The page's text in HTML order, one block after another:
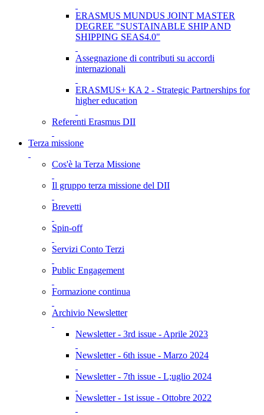
ERASMUS MUNDUS JOINT MASTER
DEGREE "SUSTAINABLE SHIP AND
SHIPPING SEAS4.0"
Assegnazione di contributi su accordi
internazionali
ERASMUS+ KA 2 - Strategic Partnerships for
higher education
Referenti Erasmus DII
Terza missione
Cos'è la Terza Missione
Il gruppo terza missione del DII
Brevetti
Spin-off
Servizi Conto Terzi
Public Engagement
Formazione continua
Archivio Newsletter
Newsletter - 3rd issue - Aprile 2023
Newsletter - 6th issue - Marzo 2024
Newsletter - 7th issue - L;uglio 2024
Newsletter - 1st issue - Ottobre 2022